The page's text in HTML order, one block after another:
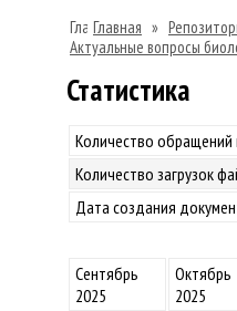
Главная »
Актуальные вопросы
Статистика
Количество обращений
Количество загрузок
Дата создания
Сентябрь
2025
Октябрь
2025